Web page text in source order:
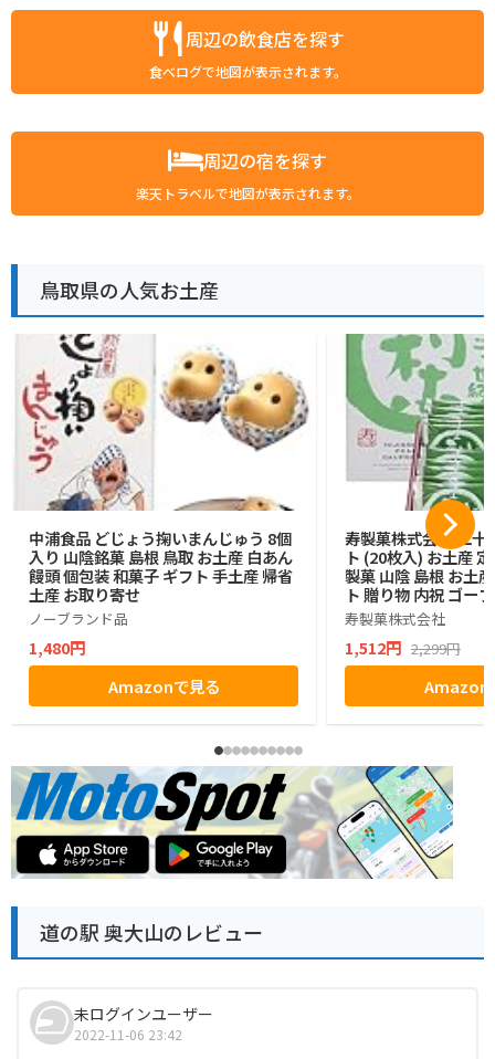
周辺の飲食店を探す
食べログで地図が表示されます。
周辺の宿を探す
楽天トラベルで地図が表示されます。
鳥取県の人気お土産
中浦食品 どじょう掬いまんじゅう 8個
入り 山陰銘菓 島根 鳥取 お土産 白あん
饅頭 個包装 和菓子 ギフト 手土産 帰省
土産 お取り寄せ
ノーブランド品
1,480円
Amazonで見る
寿製菓株式会社 二十
ト (20枚入) お土産
製菓 山陰 島根 お土
ト 贈り物 内祝 ゴー
寿製菓株式会社
1,512円 2,299円
Amazon
道の駅 奥大山のレビュー
未ログインユーザー
2022-11-06 23:42